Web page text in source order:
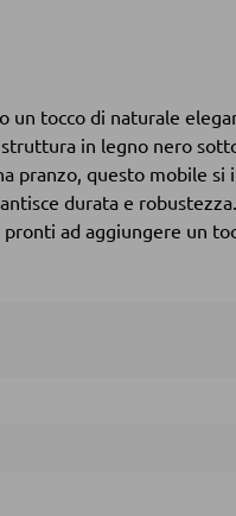
un tocco di naturale
in legno nero
pranzo, questo mobile
durata e
ad aggiungere un